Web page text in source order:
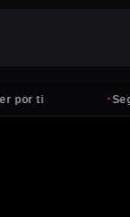
Seguidores